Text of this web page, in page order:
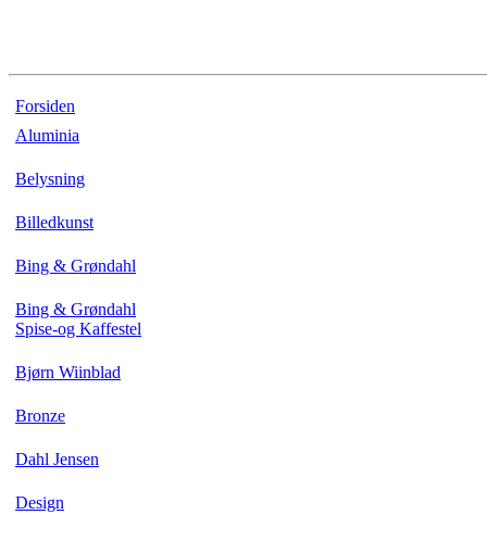
Forsiden
Aluminia
Belysning
Billedkunst
Bing & Grøndahl
Bing & Grøndahl
Spise-og Kaffestel
Bjørn Wiinblad
Bronze
Dahl Jensen
Design